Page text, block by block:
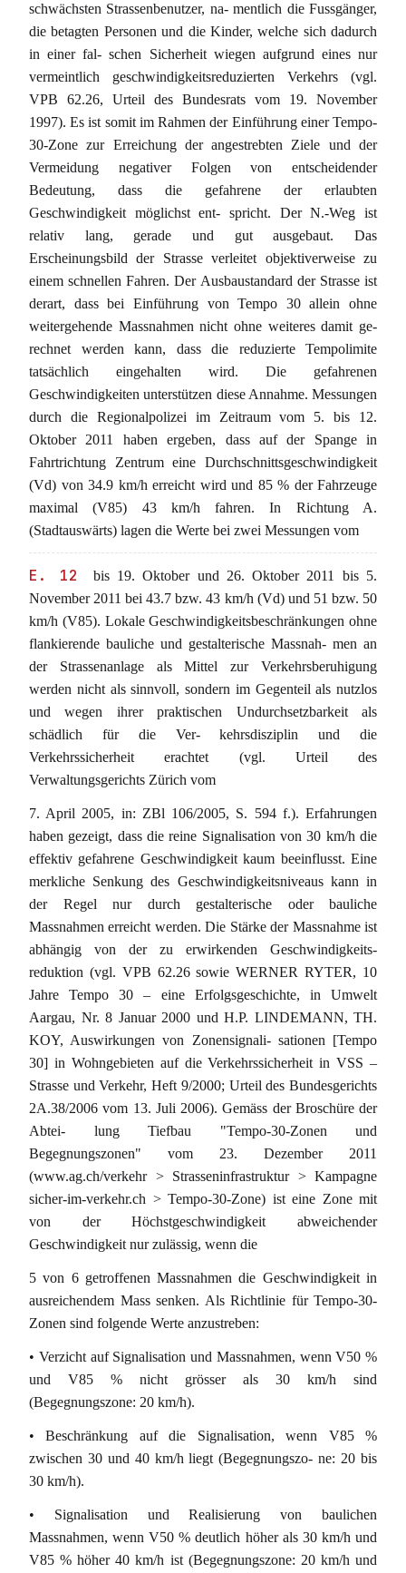
schwächsten Strassenbenutzer, na- mentlich die Fussgänger,
die betagten Personen und die Kinder, welche sich dadurch
in einer fal- schen Sicherheit wiegen aufgrund eines nur
vermeintlich geschwindigkeitsreduzierten Verkehrs (vgl.
VPB 62.26, Urteil des Bundesrats vom 19. November
1997). Es ist somit im Rahmen der Einführung einer Tempo-
30-Zone zur Erreichung der angestrebten Ziele und der
Vermeidung negativer Folgen von entscheidender
Bedeutung, dass die gefahrene der erlaubten
Geschwindigkeit möglichst ent- spricht. Der N.-Weg ist
relativ lang, gerade und gut ausgebaut. Das
Erscheinungsbild der Strasse verleitet objektiverweise zu
einem schnellen Fahren. Der Ausbaustandard der Strasse ist
derart, dass bei Einführung von Tempo 30 allein ohne
weitergehende Massnahmen nicht ohne weiteres damit ge-
rechnet werden kann, dass die reduzierte Tempolimite
tatsächlich eingehalten wird. Die gefahrenen
Geschwindigkeiten unterstützen diese Annahme. Messungen
durch die Regionalpolizei im Zeitraum vom 5. bis 12.
Oktober 2011 haben ergeben, dass auf der Spange in
Fahrtrichtung Zentrum eine Durchschnittsgeschwindigkeit
(Vd) von 34.9 km/h erreicht wird und 85 % der Fahrzeuge
maximal (V85) 43 km/h fahren. In Richtung A.
(Stadtauswärts) lagen die Werte bei zwei Messungen vom
E. 12
bis 19. Oktober und 26. Oktober 2011 bis 5.
November 2011 bei 43.7 bzw. 43 km/h (Vd) und 51 bzw. 50
km/h (V85). Lokale Geschwindigkeitsbeschränkungen ohne
flankierende bauliche und gestalterische Massnah- men an
der Strassenanlage als Mittel zur Verkehrsberuhigung
werden nicht als sinnvoll, sondern im Gegenteil als nutzlos
und wegen ihrer praktischen Undurchsetzbarkeit als
schädlich für die Ver- kehrsdisziplin und die
Verkehrssicherheit erachtet (vgl. Urteil des
Verwaltungsgerichts Zürich vom
7. April 2005, in: ZBl 106/2005, S. 594 f.). Erfahrungen
haben gezeigt, dass die reine Signalisation von 30 km/h die
effektiv gefahrene Geschwindigkeit kaum beeinflusst. Eine
merkliche Senkung des Geschwindigkeitsniveaus kann in
der Regel nur durch gestalterische oder bauliche
Massnahmen erreicht werden. Die Stärke der Massnahme ist
abhängig von der zu erwirkenden Geschwindigkeits-
reduktion (vgl. VPB 62.26 sowie WERNER RYTER, 10
Jahre Tempo 30 – eine Erfolgsgeschichte, in Umwelt
Aargau, Nr. 8 Januar 2000 und H.P. LINDEMANN, TH.
KOY, Auswirkungen von Zonensignali- sationen [Tempo
30] in Wohngebieten auf die Verkehrssicherheit in VSS –
Strasse und Verkehr, Heft 9/2000; Urteil des Bundesgerichts
2A.38/2006 vom 13. Juli 2006). Gemäss der Broschüre der
Abtei- lung Tiefbau "Tempo-30-Zonen und
Begegnungszonen" vom 23. Dezember 2011
(www.ag.ch/verkehr > Strasseninfrastruktur > Kampagne
sicher-im-verkehr.ch > Tempo-30-Zone) ist eine Zone mit
von der Höchstgeschwindigkeit abweichender
Geschwindigkeit nur zulässig, wenn die
5 von 6 getroffenen Massnahmen die Geschwindigkeit in
ausreichendem Mass senken. Als Richtlinie für Tempo-30-
Zonen sind folgende Werte anzustreben:
• Verzicht auf Signalisation und Massnahmen, wenn V50 %
und V85 % nicht grösser als 30 km/h sind
(Begegnungszone: 20 km/h).
• Beschränkung auf die Signalisation, wenn V85 %
zwischen 30 und 40 km/h liegt (Begegnungszo- ne: 20 bis
30 km/h).
• Signalisation und Realisierung von baulichen
Massnahmen, wenn V50 % deutlich höher als 30 km/h und
V85 % höher 40 km/h ist (Begegnungszone: 20 km/h und